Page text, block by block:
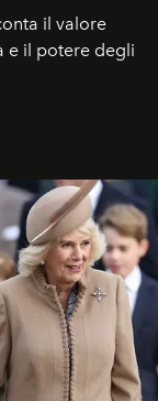
il valore
e il potere degli